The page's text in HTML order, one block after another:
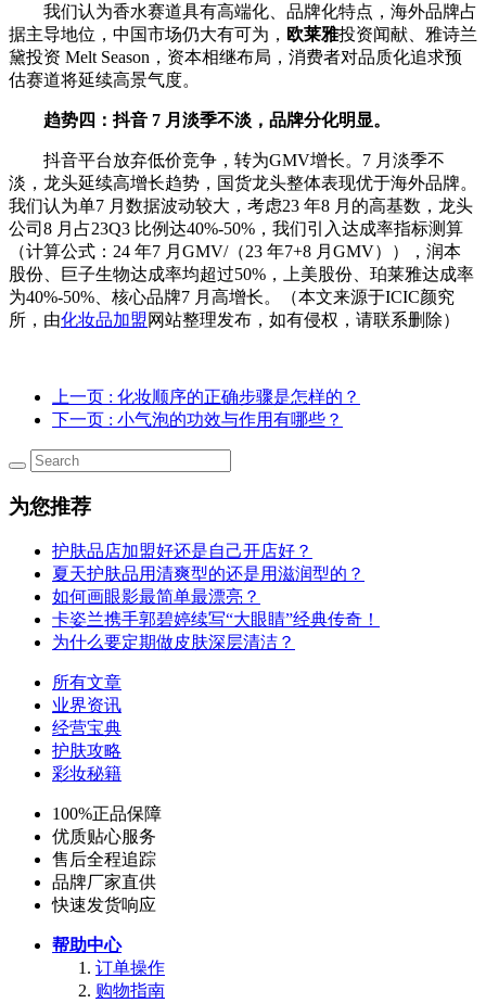
我们认为香水赛道具有高端化、品牌化特点，海外品牌占
据主导地位，中国市场仍大有可为， 欧莱雅投资闻献、雅诗兰
黛投资 Melt Season，资本相继布局，消费者对品质化追求预
估赛道将延续高景气度。
趋势四：抖音 7 月淡季不淡，品牌分化明显。
抖音平台放弃低价竞争，转为GMV增长。7 月淡季不
淡，龙头延续高增长趋势，国货龙头整体表现优于海外品牌。
我们认为单7 月数据波动较大，考虑23 年8 月的高基数，龙头
公司8 月占23Q3 比例达40%-50%，我们引入达成率指标测算
（计算公式：24 年7 月GMV/（23 年7+8 月GMV）），润本
股份、巨子生物达成率均超过50%，上美股份、珀莱雅达成率
为40%-50%、核心品牌7 月高增长。（本文来源于ICIC颜究
所，由化妆品加盟网站整理发布，如有侵权，请联系删除）
上一页 : 化妆顺序的正确步骤是怎样的？
下一页 : 小气泡的功效与作用有哪些？
为您推荐
护肤品店加盟好还是自己开店好？
夏天护肤品用清爽型的还是用滋润型的？
如何画眼影最简单最漂亮？
卡姿兰携手郭碧婷续写“大眼睛”经典传奇！
为什么要定期做皮肤深层清洁？
所有文章
业界资讯
经营宝典
护肤攻略
彩妆秘籍
100%正品保障
优质贴心服务
售后全程追踪
品牌厂家直供
快速发货响应
帮助中心
订单操作
购物指南